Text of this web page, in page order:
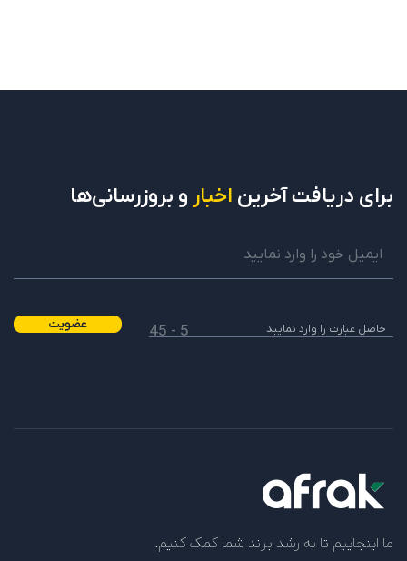
برای دریافتآخرین اخبار و بروزرسانی‌ها
5 - 45 عضویت
ما اینجاییم تا به رشد برند شما کمک کنیم.